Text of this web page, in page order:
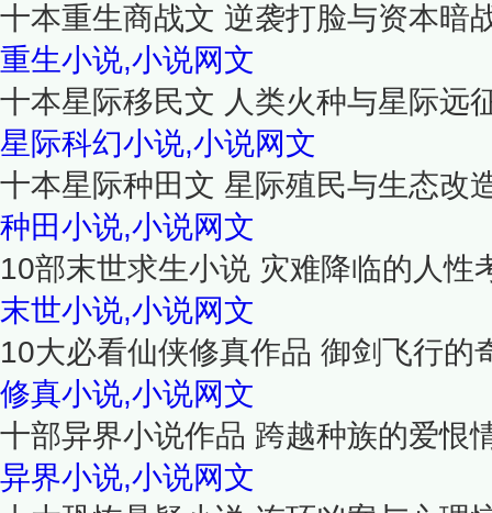
十本重生商战文 逆袭打脸与资本暗
重生小说,小说网文
十本星际移民文 人类火种与星际远
星际科幻小说,小说网文
十本星际种田文 星际殖民与生态改
种田小说,小说网文
10部末世求生小说 灾难降临的人性
末世小说,小说网文
10大必看仙侠修真作品 御剑飞行的
修真小说,小说网文
十部异界小说作品 跨越种族的爱恨
异界小说,小说网文